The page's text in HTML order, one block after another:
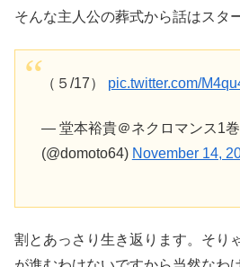
そんな主人公の葬式から話はスタ
（５/17） pic.twitter.com/
— 堂本裕貴＠ネクロマンス1
(@domoto64) November 14,
割とあっさり生き返ります。そり